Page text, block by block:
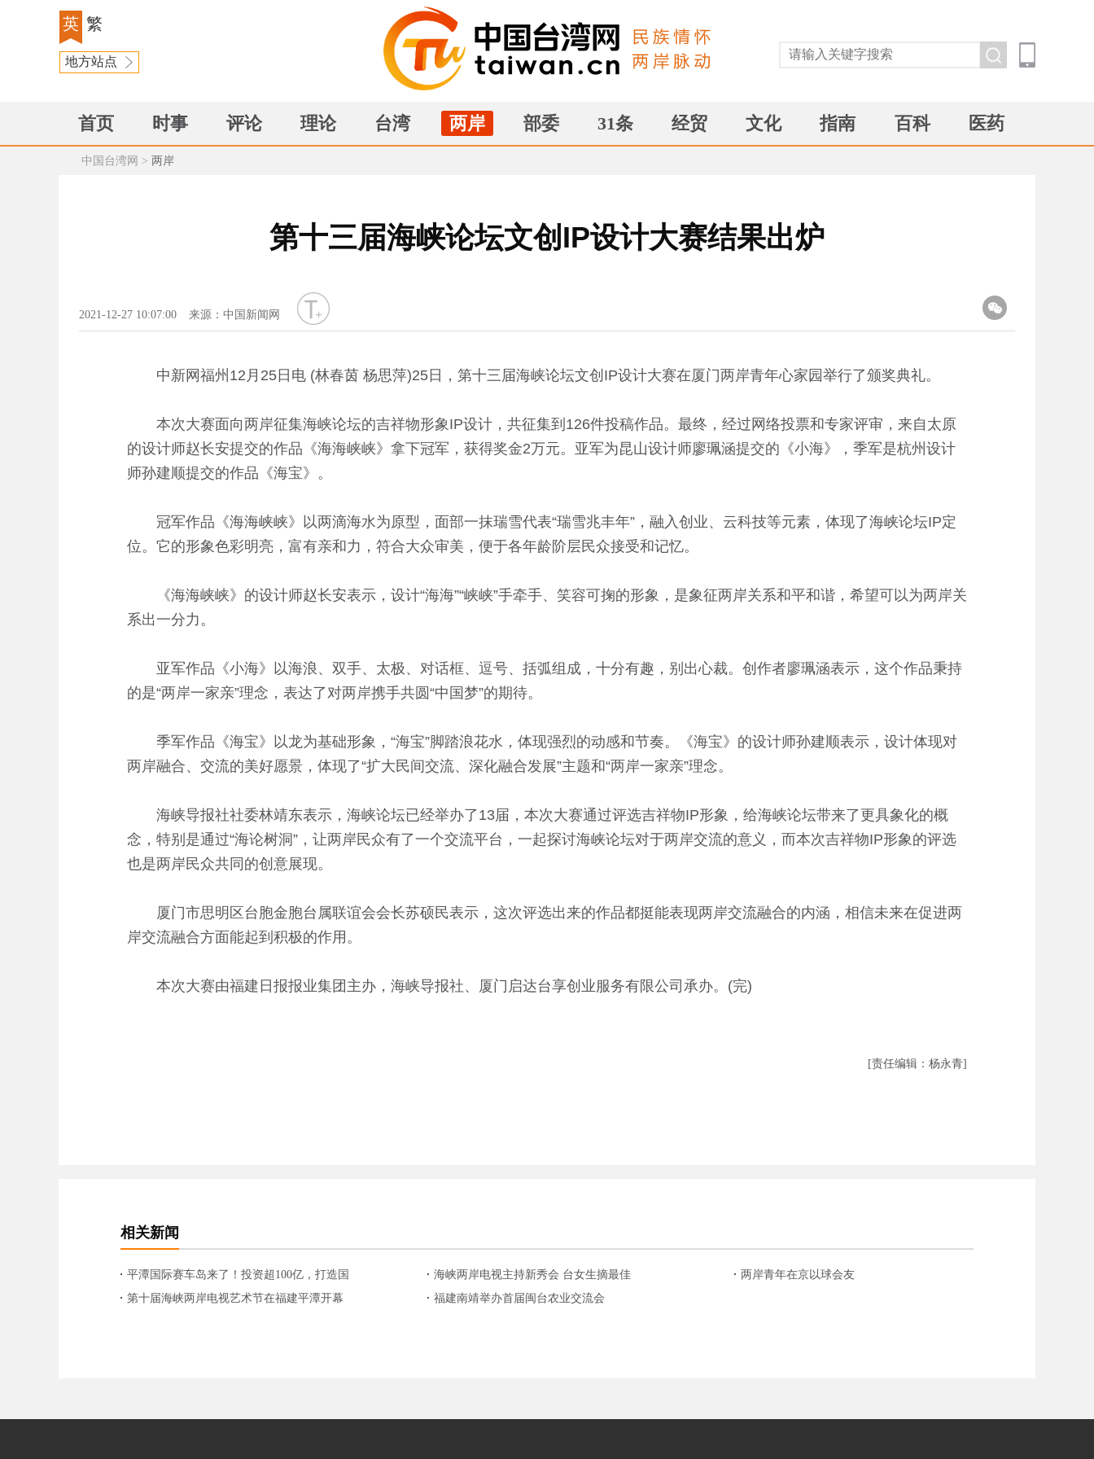
英 繁
地方站点
首页 时事 评论 理论 台湾 两岸 部委 31条 经贸 文化 指南 百科 医药
中国台湾网 > 两岸
第十三届海峡论坛文创IP设计大赛结果出炉
2021-12-27 10:07:00 来源：中国新闻网
字号
中新网福州12月25日电 (林春茵 杨思萍)25日，第十三届海峡论坛文创IP设计大赛在厦门两岸青年心家园举行了颁奖典礼。
本次大赛面向两岸征集海峡论坛的吉祥物形象IP设计，共征集到126件投稿作品。最终，经过网络投票和专家评审，来自太原
的设计师赵长安提交的作品《海海峡峡》拿下冠军，获得奖金2万元。亚军为昆山设计师廖珮涵提交的《小海》，季军是杭州设计
师孙建顺提交的作品《海宝》。
冠军作品《海海峡峡》以两滴海水为原型，面部一抹瑞雪代表“瑞雪兆丰年”，融入创业、云科技等元素，体现了海峡论坛IP定
位。它的形象色彩明亮，富有亲和力，符合大众审美，便于各年龄阶层民众接受和记忆。
《海海峡峡》的设计师赵长安表示，设计“海海”“峡峡”手牵手、笑容可掬的形象，是象征两岸关系和平和谐，希望可以为两岸关
系出一分力。
亚军作品《小海》以海浪、双手、太极、对话框、逗号、括弧组成，十分有趣，别出心裁。创作者廖珮涵表示，这个作品秉持
的是“两岸一家亲”理念，表达了对两岸携手共圆“中国梦”的期待。
季军作品《海宝》以龙为基础形象，“海宝”脚踏浪花水，体现强烈的动感和节奏。《海宝》的设计师孙建顺表示，设计体现对
两岸融合、交流的美好愿景，体现了“扩大民间交流、深化融合发展”主题和“两岸一家亲”理念。
海峡导报社社委林靖东表示，海峡论坛已经举办了13届，本次大赛通过评选吉祥物IP形象，给海峡论坛带来了更具象化的概
念，特别是通过“海论树洞”，让两岸民众有了一个交流平台，一起探讨海峡论坛对于两岸交流的意义，而本次吉祥物IP形象的评选
也是两岸民众共同的创意展现。
厦门市思明区台胞金胞台属联谊会会长苏硕民表示，这次评选出来的作品都挺能表现两岸交流融合的内涵，相信未来在促进两
岸交流融合方面能起到积极的作用。
本次大赛由福建日报报业集团主办，海峡导报社、厦门启达台享创业服务有限公司承办。(完)
[责任编辑：杨永青]
相关新闻
平潭国际赛车岛来了！投资超100亿，打造国
际汽车文体科创产业园！
海峡两岸电视主持新秀会 台女生摘最佳
两岸青年在京以球会友
第十届海峡两岸电视艺术节在福建平潭开幕
福建南靖举办首届闽台农业交流会